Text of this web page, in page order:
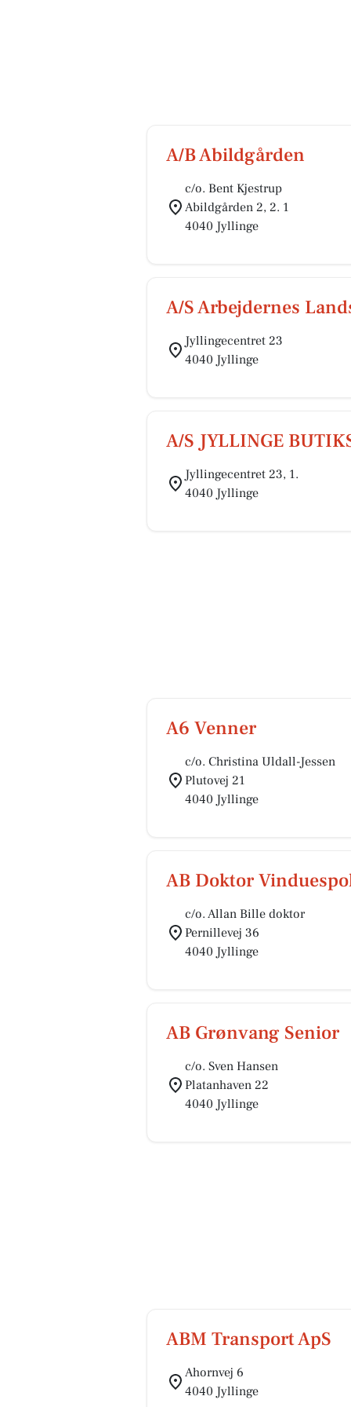
A/B Abildgården
c/o. Bent Kjestrup
Abildgården 2, 2. 1
4040 Jyllinge
A/S Arbejdernes
Jyllingecentret 23
4040 Jyllinge
A/S JYLLINGE
Jyllingecentret 23, 1.
4040 Jyllinge
A6 Venner
c/o. Christina Uldall-Jessen
Plutovej 21
4040 Jyllinge
AB Doktor
c/o. Allan Bille doktor
Pernillevej 36
4040 Jyllinge
AB Grønvang Senior
c/o. Sven Hansen
Platanhaven 22
4040 Jyllinge
ABM Transport ApS
Ahornvej 6
4040 Jyllinge